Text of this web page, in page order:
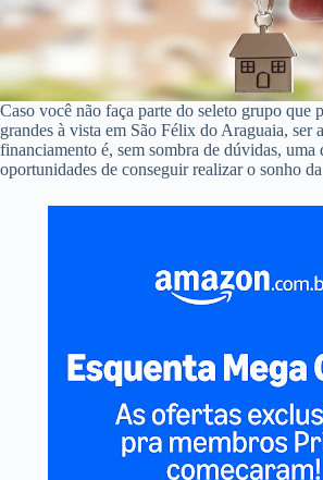
Caso você não faça parte do seleto grupo que
grandes à vista em São Félix do Araguaia, ser
financiamento é, sem sombra de dúvidas, uma
oportunidades de conseguir realizar o sonho